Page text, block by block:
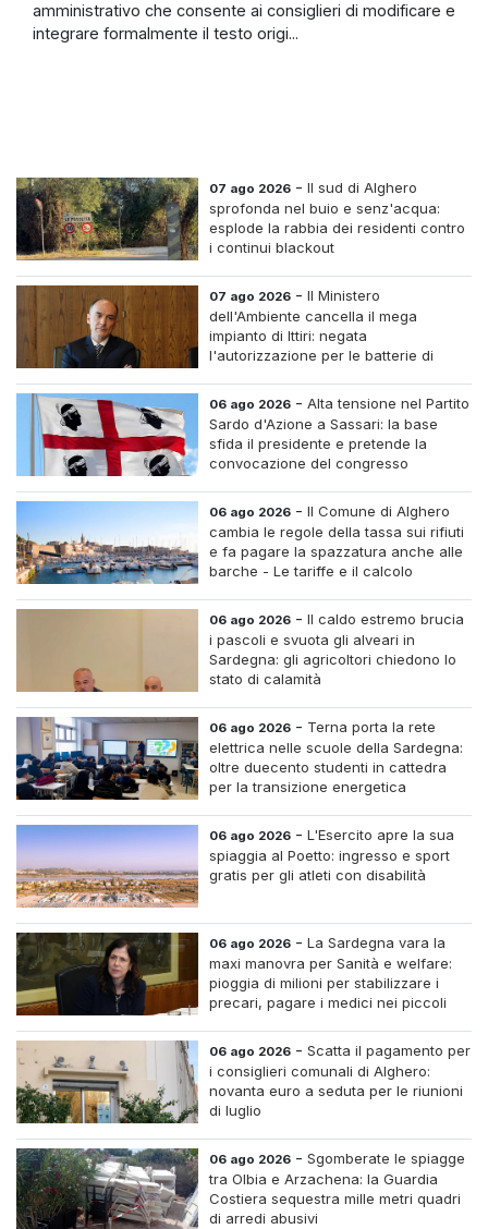
amministrativo che consente ai consiglieri di modificare e
integrare formalmente il testo origi...
07 ago 2026 -Il sud di Alghero
sprofonda nel buio e senz'acqua:
esplode la rabbia dei residenti contro
i continui blackout
07 ago 2026 -Il Ministero
dell'Ambiente cancella il mega
impianto di Ittiri: negata
l'autorizzazione per le batterie di
06 ago 2026 -Alta tensione nel Partito
Sardo d'Azione a Sassari: la base
sfida il presidente e pretende la
convocazione del congresso
06 ago 2026 -Il Comune di Alghero
cambia le regole della tassa sui rifiuti
e fa pagare la spazzatura anche alle
barche - Le tariffe e il calcolo
06 ago 2026 -Il caldo estremo brucia
i pascoli e svuota gli alveari in
Sardegna: gli agricoltori chiedono lo
stato di calamità
06 ago 2026 - Terna porta la rete
elettrica nelle scuole della Sardegna:
oltre duecento studenti in cattedra
per la transizione energetica
06 ago 2026 -L'Esercito apre la sua
spiaggia al Poetto: ingresso e sport
gratis per gli atleti con disabilità
06 ago 2026 -La Sardegna vara la
maxi manovra per Sanità e welfare:
pioggia di milioni per stabilizzare i
precari, pagare i medici nei piccoli
case di riposo.
06 ago 2026 -Scatta il pagamento per
i consiglieri comunali di Alghero:
novanta euro a seduta per le riunioni
di luglio
06 ago 2026 -Sgomberate le spiagge
tra Olbia e Arzachena: la Guardia
Costiera sequestra mille metri quadri
di arredi abusivi